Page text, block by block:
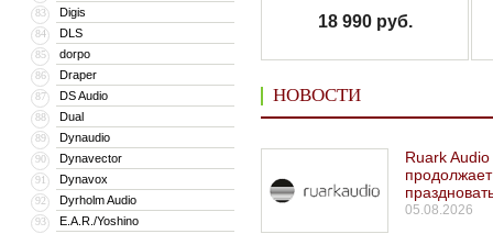
83 Digis
84 DLS
85 dorpo
86 Draper
87 DS Audio
88 Dual
89 Dynaudio
90 Dynavector
91 Dynavox
92 Dyrholm Audio
93 E.A.R./Yoshino
18 990 руб.
НОВОСТИ
Ruark Audio
продолжает
05.08.2026